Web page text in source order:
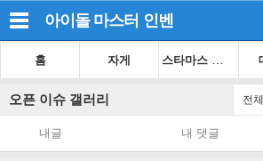
아이돌 마스터 인벤
홈 자게
오픈 이슈 갤러리 전
내글 내 댓글